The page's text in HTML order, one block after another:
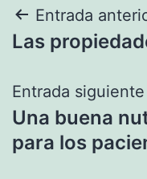
de
entradas
Entrada
Las
Entrada siguiente
Una buena
para los